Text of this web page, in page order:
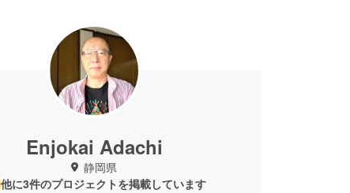
Enjokai Adachi
静岡県
他に3件のプロジェクトを掲載しています